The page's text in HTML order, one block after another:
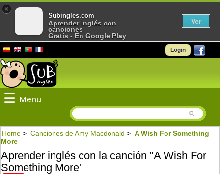
Login
☰ Menu
Home > Canciones de Amy Macdonald > A Wish For Something
More
Aprender inglés con la canción "A Wish For
Something More"
×
Subingles.com
Aprender inglés con
canciones
Gratis - En Google Play
Ver